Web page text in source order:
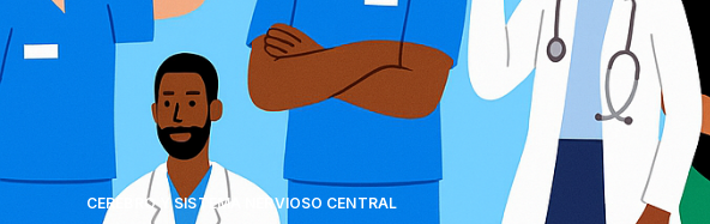
CEREBRO Y SISTEMA NERVIOSO CENTRAL